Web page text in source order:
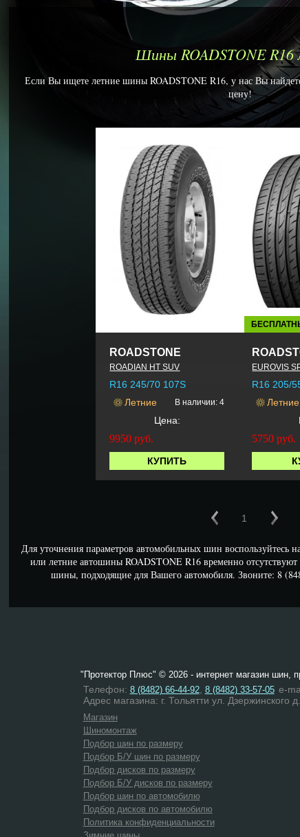
Шины ROADSTONE R16
Если Вы ищете летние шины ROADSTONE R16, у нас Вы
цену!
ROADSTONE
ROADIAN HT SUV
R16 245/70 107S
Летние
В наличии: 4
Цена:
9950руб.
КУПИТЬ
EUROVIS
R16 205/
Летние
5750руб.
1
Для уточнения параметров автомобильных шин воспользуйтесь
или летние автошины ROADSTONE R16 временно
шины, подходящие для Вашего автомобиля. Звоните: 8
"Протектор Плюс" © 2026 - интернет магазин шин,
Телефон: 8 (8482) 66-44-92, 8 (8482) 33-57-05 e-
Адрес магазина: г. Тольятти ул. Дзержинского
Магазин
Шиномонтаж
Подбор шин по размеру
Подбор Б/У шин по размеру
Подбор дисков по размеру
Подбор Б/У дисков по размеру
Подбор шин по автомобилю
Подбор дисков по автомобилю
Политика конфиденциальности